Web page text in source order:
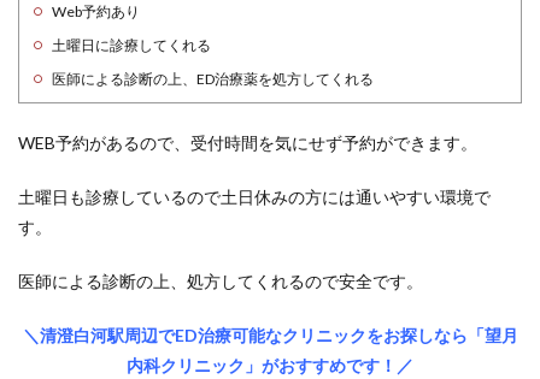
Web予約あり
土曜日に診療してくれる
医師による診断の上、ED治療薬を処方してくれる
WEB予約があるので、受付時間を気にせず予約ができます。
土曜日も診療しているので土日休みの方には通いやすい環境で
す。
医師による診断の上、処方してくれるので安全です。
＼清澄白河駅周辺でED治療可能なクリニックをお探しなら「望月
内科クリニック」がおすすめです！／